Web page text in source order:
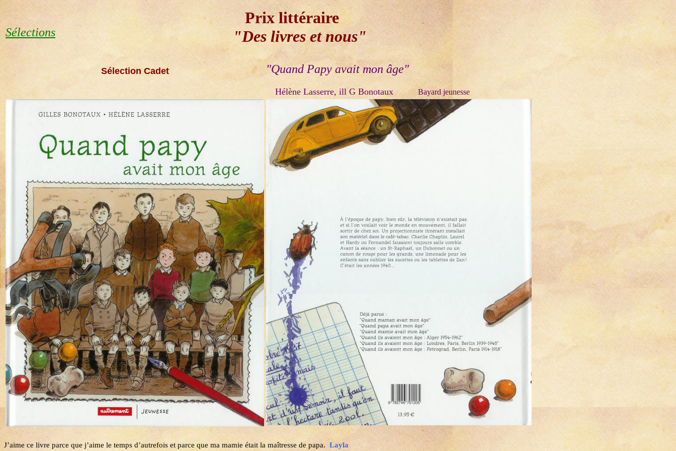
Sélections
Prix littéraire
"Des livres et nous"
Sélection Cadet "Quand Papy avait mon âge"
Hélène Lasserre, ill G Bonotaux Bayard jeunesse
J’aime ce livre parce que j’aime le temps d’autrefois et parce que ma mamie était la maîtresse de papa. Layla